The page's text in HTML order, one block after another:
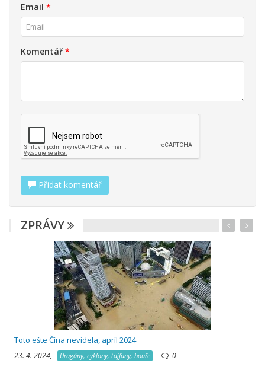
Email *
Komentář *
Přidat komentář
ZPRÁVY
Toto ešte Čína nevidela, apríl 2024
23. 4. 2024, Uragány, cyklony, tajfuny, bouře 0